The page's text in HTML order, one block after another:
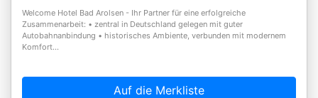
Welcome Hotel Bad Arolsen - Ihr Partner für eine erfolgreiche
Zusammenarbeit: • zentral in Deutschland gelegen mit guter
Autobahnanbindung • historisches Ambiente, verbunden mit modernem
Komfort...
Auf die Merkliste